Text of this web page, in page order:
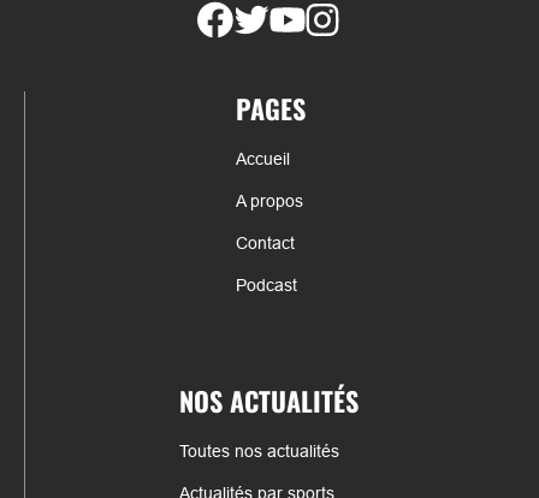
PAGES
Accueil
A propos
Contact
Podcast
NOS ACTUALITÉS
Toutes nos actualités
Actualités par sports